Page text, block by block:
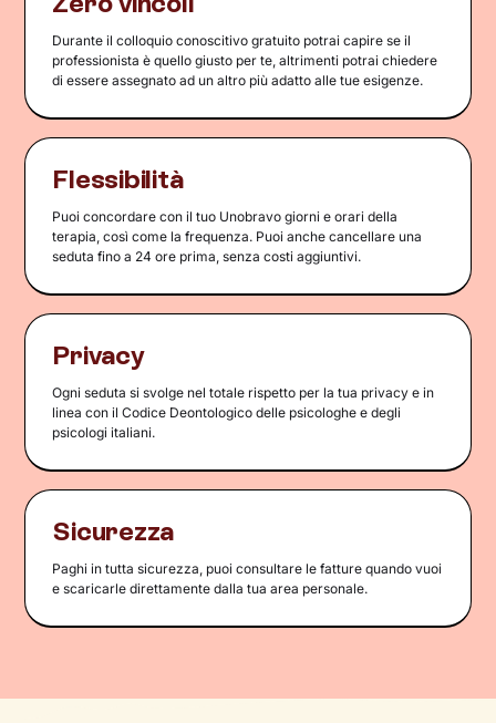
Durante il colloquio conoscitivo gratuito potrai capire se il
professionista è quello giusto per te, altrimenti potrai chiedere
di essere assegnato ad un altro più adatto alle tue esigenze.
Flessibilità
Puoi concordare con il tuo Unobravo giorni e orari della
terapia, così come la frequenza. Puoi anche cancellare una
seduta fino a 24 ore prima, senza costi aggiuntivi.
Privacy
Ogni seduta si svolge nel totale rispetto per la tua privacy e in
linea con il Codice Deontologico delle psicologhe e degli
psicologi italiani.
Sicurezza
Paghi in tutta sicurezza, puoi consultare le fatture quando vuoi
e scaricarle direttamente dalla tua area personale.